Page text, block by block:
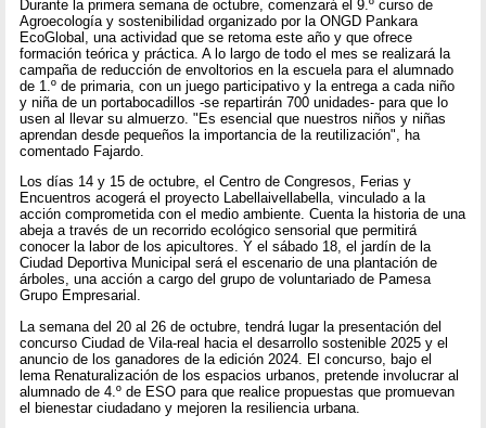
Durante la primera semana de octubre, comenzará el 9.º curso de
Agroecología y sostenibilidad organizado por la ONGD Pankara
EcoGlobal, una actividad que se retoma este año y que ofrece
formación teórica y práctica. A lo largo de todo el mes se realizará la
campaña de reducción de envoltorios en la escuela para el alumnado
de 1.º de primaria, con un juego participativo y la entrega a cada niño
y niña de un portabocadillos -se repartirán 700 unidades- para que lo
usen al llevar su almuerzo. "Es esencial que nuestros niños y niñas
aprendan desde pequeños la importancia de la reutilización", ha
comentado Fajardo.
Los días 14 y 15 de octubre, el Centro de Congresos, Ferias y
Encuentros acogerá el proyecto Labellaivellabella, vinculado a la
acción comprometida con el medio ambiente. Cuenta la historia de una
abeja a través de un recorrido ecológico sensorial que permitirá
conocer la labor de los apicultores. Y el sábado 18, el jardín de la
Ciudad Deportiva Municipal será el escenario de una plantación de
árboles, una acción a cargo del grupo de voluntariado de Pamesa
Grupo Empresarial.
La semana del 20 al 26 de octubre, tendrá lugar la presentación del
concurso Ciudad de Vila-real hacia el desarrollo sostenible 2025 y el
anuncio de los ganadores de la edición 2024. El concurso, bajo el
lema Renaturalización de los espacios urbanos, pretende involucrar al
alumnado de 4.º de ESO para que realice propuestas que promuevan
el bienestar ciudadano y mejoren la resiliencia urbana.